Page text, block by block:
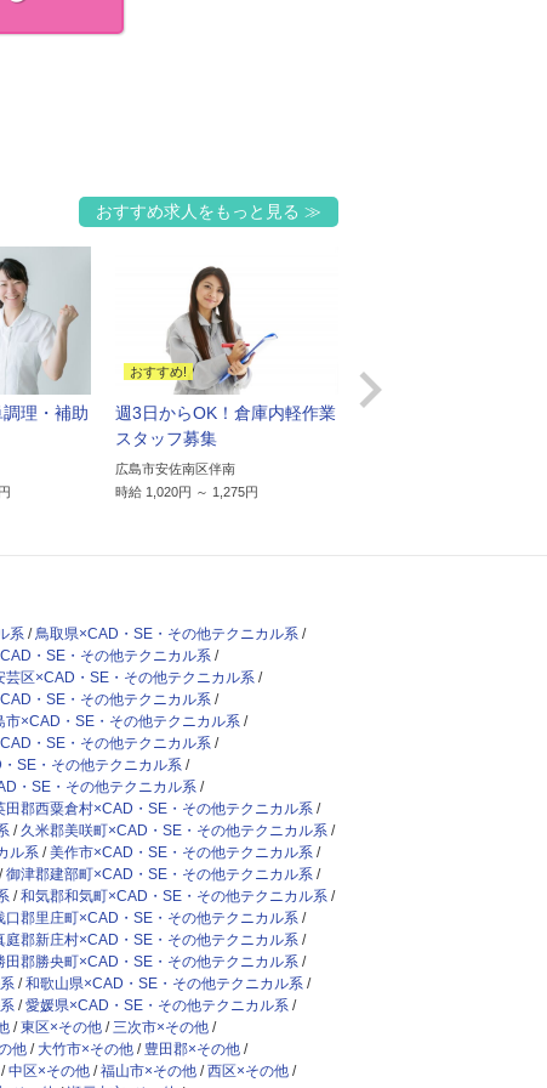
おすすめ求人をもっと見る
理・補助
週3日からOK！倉庫内軽作業
スタッフ募集
広島市安佐南区伴南
時給 1,020円 ～ 1,275円
未経験歓迎！半導体製

系
鳥取県×CAD・SE・その他テクニカル系
・SE・その他テクニカル系
芸区×CAD・SE・その他テクニカル系
・SE・その他テクニカル系
市×CAD・SE・その他テクニカル系
・SE・その他テクニカル系
SE・その他テクニカル系
・SE・その他テクニカル系
田郡西粟倉村×CAD・SE・その他テクニカル系
久米郡美咲町×CAD・SE・その他テクニカル系
ル系
美作市×CAD・SE・その他テクニカル系
御津郡建部町×CAD・SE・その他テクニカル系
和気郡和気町×CAD・SE・その他テクニカル系
口郡里庄町×CAD・SE・その他テクニカル系
庭郡新庄村×CAD・SE・その他テクニカル系
田郡勝央町×CAD・SE・その他テクニカル系
和歌山県×CAD・SE・その他テクニカル系
愛媛県×CAD・SE・その他テクニカル系
東区×その他
三次市×その他
他 大竹市×その他
豊田郡×その他
中区×その他 福山市×その他
西区×その他